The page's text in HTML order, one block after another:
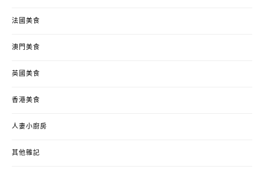
法國美食
澳門美食
英國美食
香港美食
人妻小廚房
其他雜記